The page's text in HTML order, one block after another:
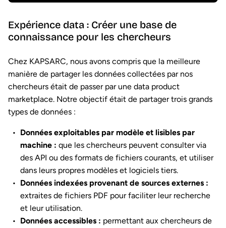
Expérience data : Créer une base de
connaissance pour les chercheurs
Chez KAPSARC, nous avons compris que la meilleure
manière de partager les données collectées par nos
chercheurs était de passer par une data product
marketplace. Notre objectif était de partager trois grands
types de données :
Données exploitables par modèle et lisibles par
machine : que les chercheurs peuvent consulter via
des API ou des formats de fichiers courants, et utiliser
dans leurs propres modèles et logiciels tiers.
Données indexées provenant de sources externes :
extraites de fichiers PDF pour faciliter leur recherche
et leur utilisation.
Données accessibles : permettant aux chercheurs de